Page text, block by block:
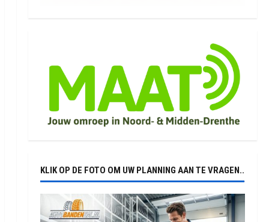
KLIK OP DE FOTO OM UW PLANNING AAN TE VRAGEN..